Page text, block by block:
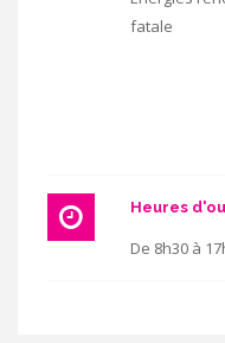
fatale
Heures
De 8h30 à